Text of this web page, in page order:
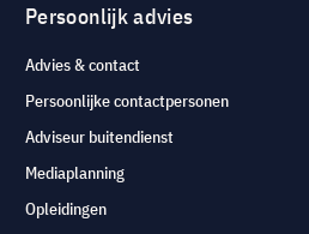
Persoonlijk advies
Advies & contact
Persoonlijke contactpersonen
Adviseur buitendienst
Mediaplanning
Opleidingen